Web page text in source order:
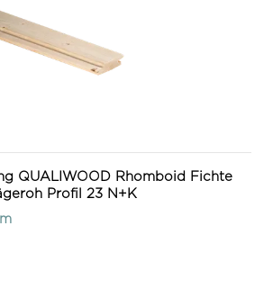
QUALIWOOD Rhomboid Fichte
Profil 23 N+K